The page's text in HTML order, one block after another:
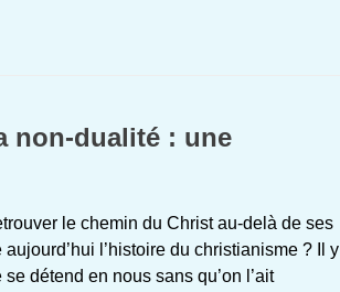
non-dualité : une
le chemin du Christ au-delà de ses
l’histoire du christianisme ? Il y
détend en nous sans qu’on l’ait